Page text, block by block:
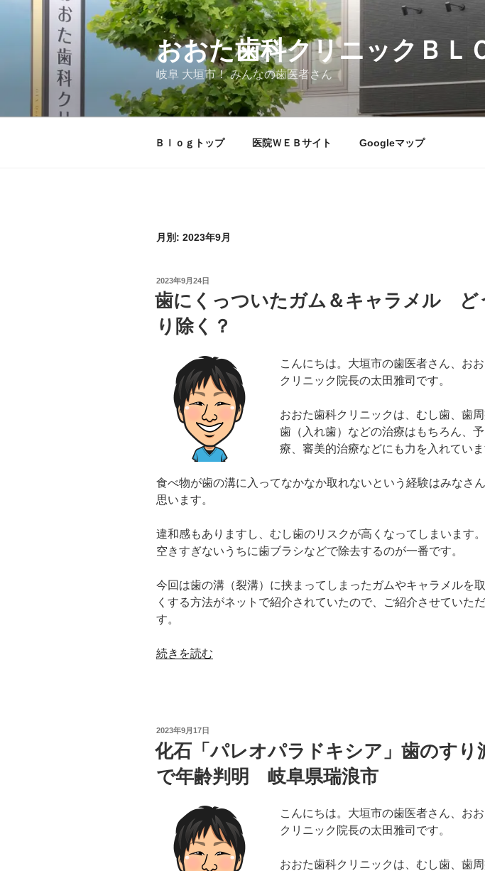
おおた歯科クリニックＢＬ
岐阜 大垣市！ みんなの歯医者さん
Ｂｌｏｇトップ 医院ＷＥＢサイト Googleマップ
月別: 2023年9月
投
稿
日:
2023年9月24日
歯にくっついたガム＆キャラメル ど
り除く？
こんにちは。大垣市の歯医者さん、お
クリニック院長の太田雅司です。
おおた歯科クリニックは、むし歯、歯
歯（入れ歯）などの治療はもちろん、
療、審美的治療などにも力を入れていま
食べ物が歯の溝に入ってなかなか取れないという経験はみなさ
思います。
違和感もありますし、むし歯のリスクが高くなってしまいます
空きすぎないうちに歯ブラシなどで除去するのが一番です。
今回は歯の溝（裂溝）に挟まってしまったガムやキャラメルを
くする方法がネットで紹介されていたので、ご紹介させていた
す。
“歯
た
ガ
続きを読む
投
稿
日:
2023年9月17日
化石「パレオパラドキシア」歯のすり
で年齢判明 岐阜県瑞浪市
こんにちは。大垣市の歯医者さん、お
クリニック院長の太田雅司です。
おおた歯科クリニックは、むし歯、歯